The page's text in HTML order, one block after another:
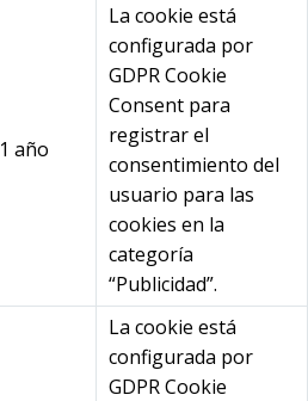
1 año
La cookie está
configurada por
GDPR Cookie
Consent para
registrar el
consentimiento del
usuario para las
cookies en la
categoría
“Publicidad”.
La cookie está
configurada por
GDPR Cookie